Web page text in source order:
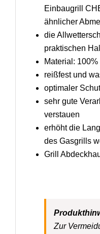
Einbaugrill
ähnlicher
die
praktischen
Material:
reißfest und
optimaler
sehr gute
verstauen
erhöht die
des Gasgrills
Grill
Zur